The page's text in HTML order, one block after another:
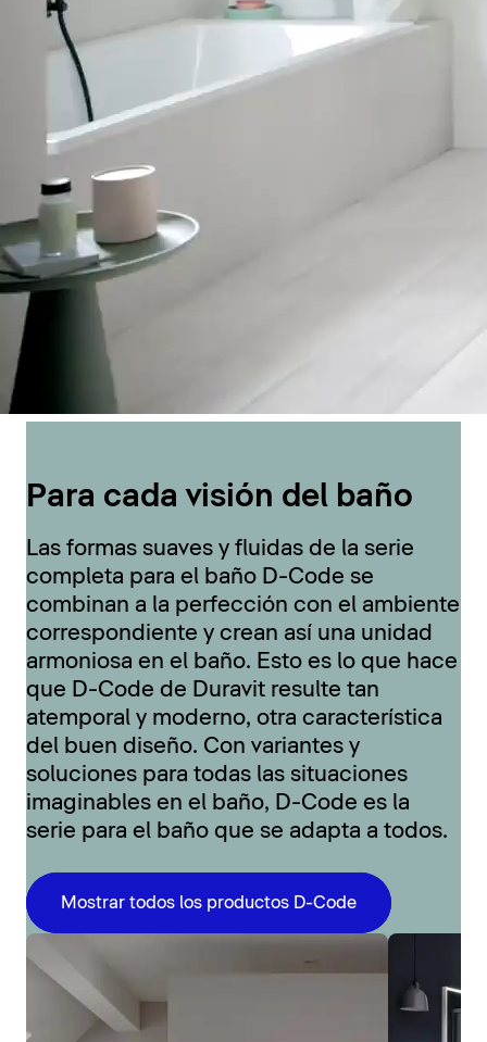
Para cada visión del baño
Las formas suaves y fluidas de la serie
completa para el baño D-Code se
combinan a la perfección con el ambiente
correspondiente y crean así una unidad
armoniosa en el baño. Esto es lo que hace
que D-Code de Duravit resulte tan
atemporal y moderno, otra característica
del buen diseño. Con variantes y
soluciones para todas las situaciones
imaginables en el baño, D-Code es la
serie para el baño que se adapta a todos.
Mostrar todos los productos D-Code